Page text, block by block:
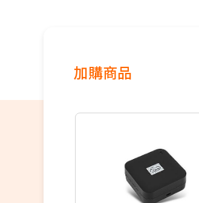
※如商品標題掛有【預購】
順序陸續出貨，如遇原廠供
保固依原廠公告為主，加贈
加購商品